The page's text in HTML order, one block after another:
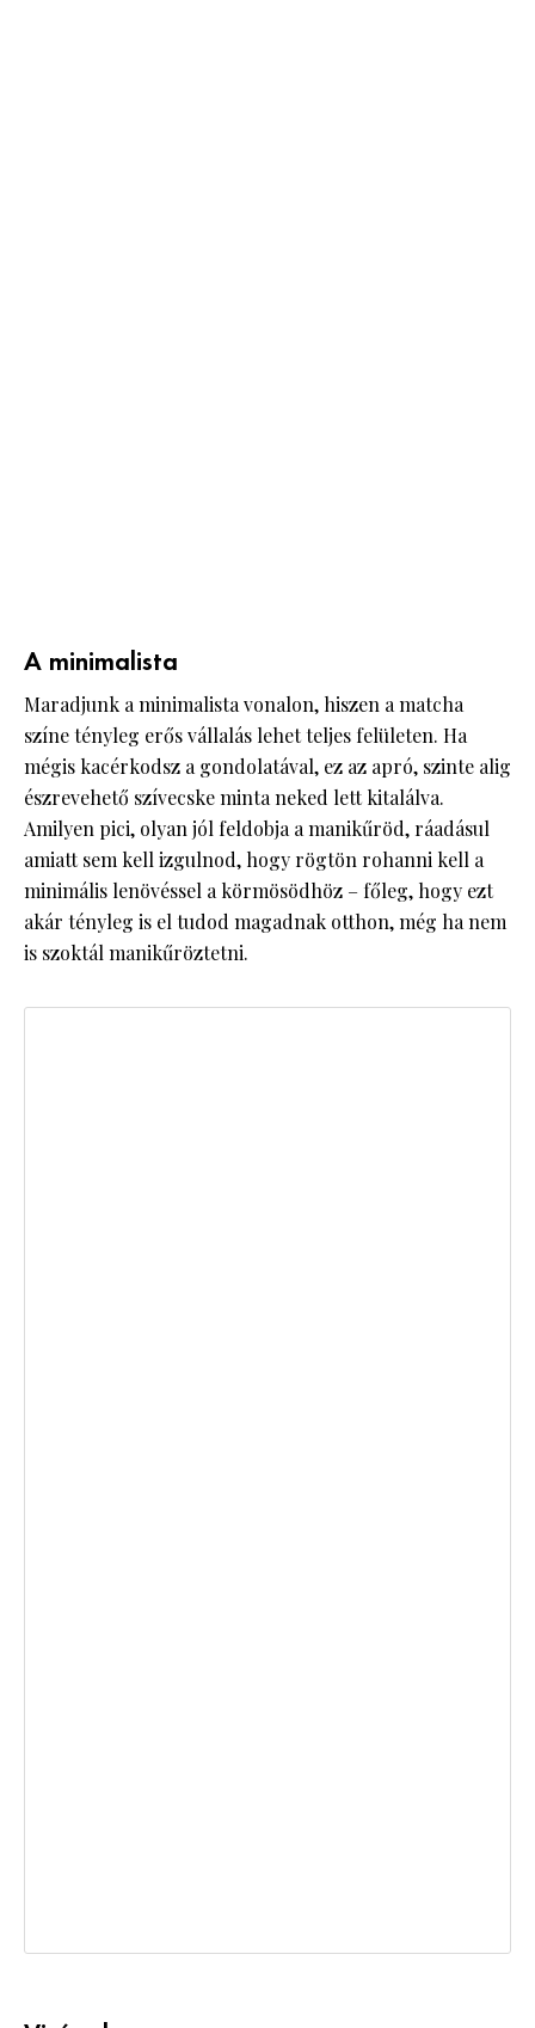
A minimalista
Maradjunk a minimalista vonalon, hiszen a matcha
színe tényleg erős vállalás lehet teljes felületen. Ha
mégis kacérkodsz a gondolatával, ez az apró, szinte alig
észrevehető szívecske minta neked lett kitalálva.
Amilyen pici, olyan jól feldobja a manikűröd, ráadásul
amiatt sem kell izgulnod, hogy rögtön rohanni kell a
minimális lenövéssel a körmösödhöz – főleg, hogy ezt
akár tényleg is el tudod magadnak otthon, még ha nem
is szoktál manikűröztetni.